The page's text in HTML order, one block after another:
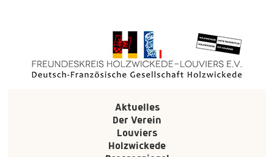
Aktuelles
Der Verein
Louviers
Holzwickede